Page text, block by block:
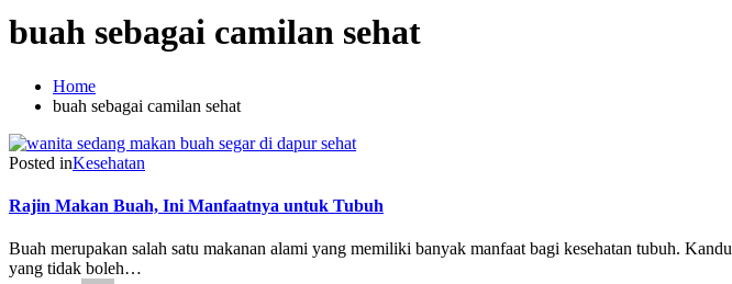
buah sebagai camilan sehat
Home
buah sebagai camilan sehat
Posted inKesehatan
Rajin Makan Buah, Ini Manfaatnya untuk Tubuh
Buah merupakan salah satu makanan alami yang memiliki banyak manfaat bagi kesehatan tubuh.
yang tidak boleh…